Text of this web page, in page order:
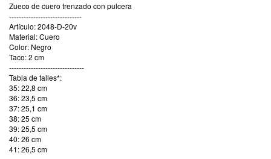
Zueco de cuero trenzado con pulcera
------------------------------
Artículo: 2048-D-20v
Material: Cuero
Color: Negro
Taco: 2 cm
-------------------------------
Tabla de talles*:
35: 22,8 cm
36: 23,5 cm
37: 25,1 cm
38: 25 cm
39: 25,5 cm
40: 26 cm
41: 26,5 cm